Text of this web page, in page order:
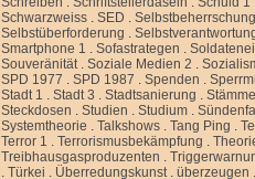
Schwarzweiss .SED .Selbstbeherrschung
Selbstüberforderung .
Smartphone 1 .Sofastrategen .
Souveränität.Soziale Medien 2 .
SPD 1977 .SPD 1987 .Spenden .
Stadt 1 .Stadt 3 .Stadtsanierung .Stämme
Steckdosen .Studien .Studium .Sündenfall
Systemtheorie .Talkshows .Tang Ping .
Terror 1 .Terrorismusbekämpfung .
Treibhausgasproduzenten .
.Türkei . Überredungskunst.überzeugen